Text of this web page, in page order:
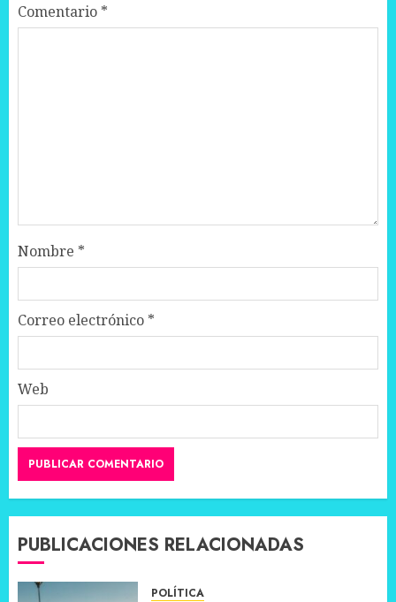
Comentario *
Nombre *
Correo electrónico *
Web
PUBLICACIONES RELACIONADAS
POLÍTICA